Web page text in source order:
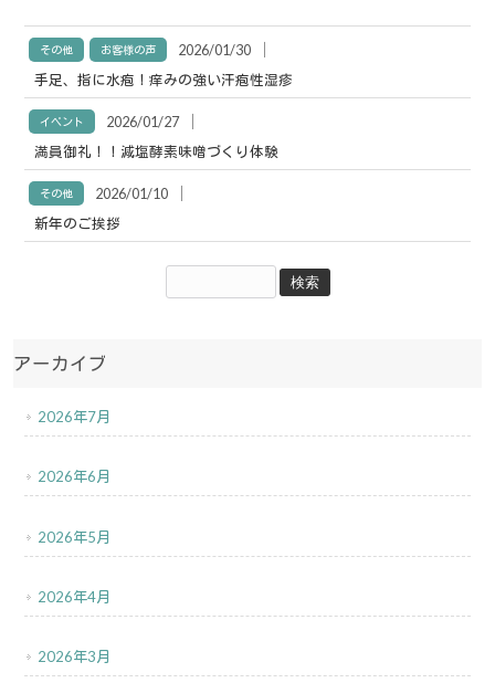
その他 お客様の声 2026/01/30
手足、指に水疱！痒みの強い汗疱性湿疹
イベント 2026/01/27
満員御礼！！減塩酵素味噌づくり体験
その他 2026/01/10
新年のご挨拶
アーカイブ
2026年7月
2026年6月
2026年5月
2026年4月
2026年3月